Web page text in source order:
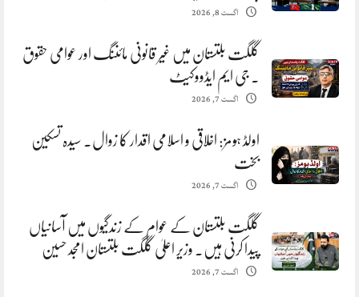
اگست 8, 2026
گلگت بلتستان میں غیر قانونی مائننگ اور عوامی حقوق
. جی ایم ایڈووکیٹ
اگست 7, 2026
اولڈ ہومز: اخلاقی و اسلامی اقدار کا زوال. سیدہ تسکین
بخت
اگست 7, 2026
گلگت بلتستان کے عوام کے زندگیوں میں آسانیاں
پیدا کرنی ہیں. وزیر اعلیٰ گلگت بلتستان امجد حسین
اگست 7, 2026